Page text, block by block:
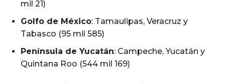
mil 21)
Golfo de México: Tamaulipas, Veracruz y
Tabasco (95 mil 585)
Península de Yucatán: Campeche, Yucatán y
Quintana Roo (544 mil 169)